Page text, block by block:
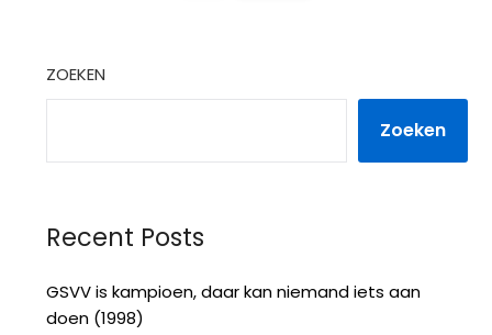
ZOEKEN
Zoeken
Recent Posts
GSVV is kampioen, daar kan niemand iets aan
doen (1998)